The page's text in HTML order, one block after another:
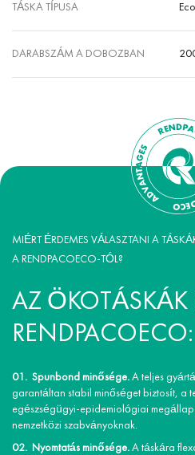
TÁSKA TÍPUSA
DARABSZÁM A DOBOZBAN
MIÉRT ÉRDEMES VÁLASZTANI A
A RENDPACOECO-TÓL?
AZ ÖKOTÁSKÁK
RENDPACOECO:
Spunbond minősége.A teljes
garantáltan stabil minőséget biztosít, a
egészségügyi-epidemiológiai
nemzetközi szabványoknak.
Nyomtatás minősége.A táskára